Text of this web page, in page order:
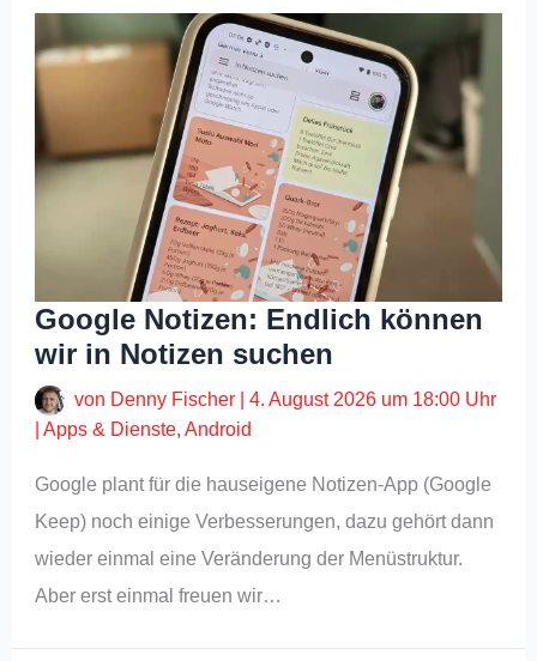
Google Notizen: Endlich können
wir in Notizen suchen
von Denny Fischer |4. August 2026 um 18:00 Uhr
|Apps & Dienste,Android
Google plant für die hauseigene Notizen-App (Google
Keep) noch einige Verbesserungen, dazu gehört dann
wieder einmal eine Veränderung der Menüstruktur.
Aber erst einmal freuen wir…